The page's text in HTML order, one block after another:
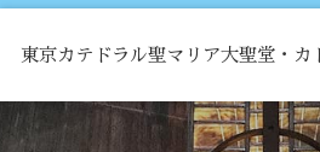
東京カテドラル聖マリア大聖堂・カ
HOME